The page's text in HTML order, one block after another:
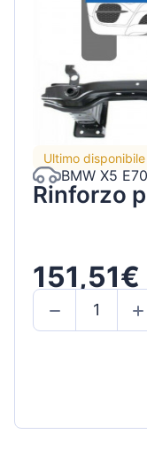
Ultimo disponibile
BMW X5
Rinforzo
151,51€